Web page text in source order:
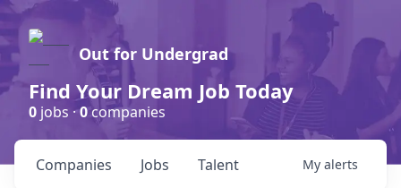
Out for Undergrad
Find Your Dream Job Today
0 jobs ·0companies
Jobs
Companies Talent My alerts